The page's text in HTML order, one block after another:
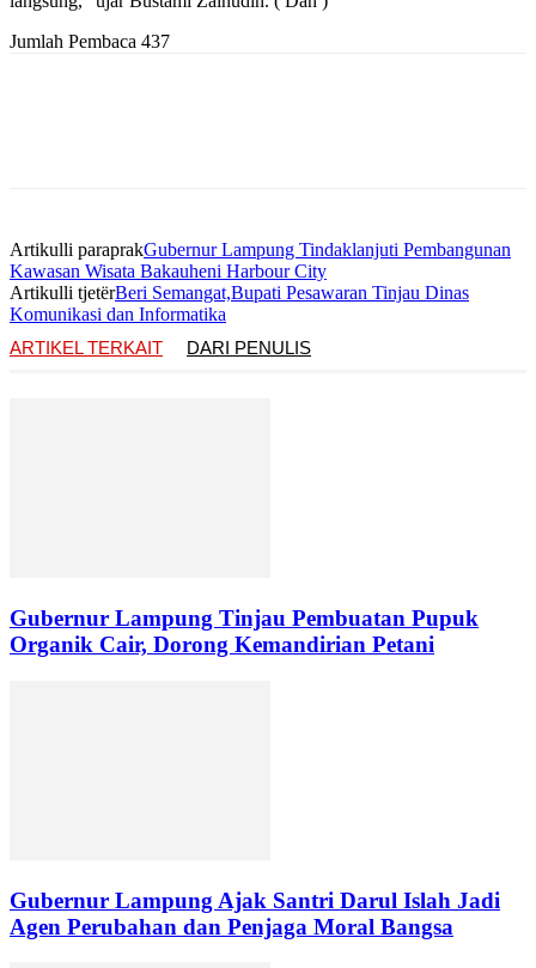
Jumlah Pembaca 437
Artikulli paraprakGubernur Lampung Tindaklanjuti Pembangunan
Kawasan Wisata Bakauheni Harbour City
Artikulli tjetërBeri Semangat,Bupati Pesawaran Tinjau Dinas
Komunikasi dan Informatika
ARTIKEL TERKAIT
DARI PENULIS
Gubernur Lampung Tinjau Pembuatan Pupuk
Organik Cair, Dorong Kemandirian Petani
Gubernur Lampung Ajak Santri Darul Islah Jadi
Agen Perubahan dan Penjaga Moral Bangsa